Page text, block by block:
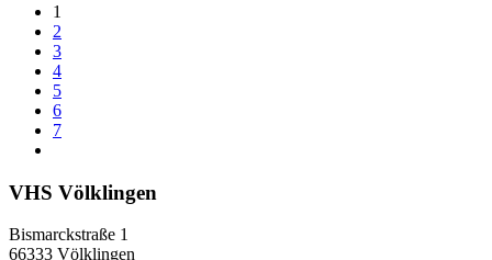
1
2
3
4
5
6
7
VHS Völklingen
Bismarckstraße 1
66333 Völklingen